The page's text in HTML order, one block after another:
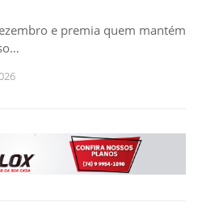
e premia quem mantém